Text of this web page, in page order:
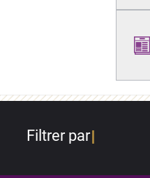
Filtrer par